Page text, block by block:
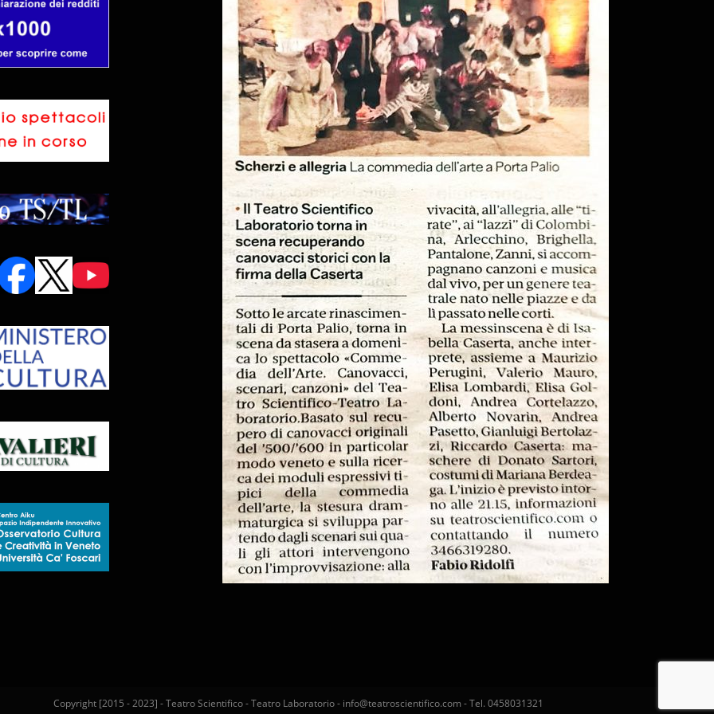
Copyright [2015 - 2023] - Teatro Scientifico - Teatro Laboratorio - info@teatroscientifico.com - Tel. 0458031321